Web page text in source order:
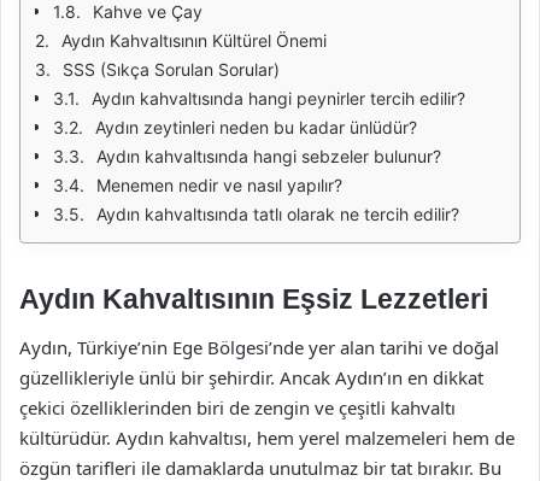
Kahve ve Çay
Aydın Kahvaltısının Kültürel Önemi
SSS (Sıkça Sorulan Sorular)
Aydın kahvaltısında hangi peynirler tercih edilir?
Aydın zeytinleri neden bu kadar ünlüdür?
Aydın kahvaltısında hangi sebzeler bulunur?
Menemen nedir ve nasıl yapılır?
Aydın kahvaltısında tatlı olarak ne tercih edilir?
Aydın Kahvaltısının Eşsiz Lezzetleri
Aydın, Türkiye’nin Ege Bölgesi’nde yer alan tarihi ve doğal
güzellikleriyle ünlü bir şehirdir. Ancak Aydın’ın en dikkat
çekici özelliklerinden biri de zengin ve çeşitli kahvaltı
kültürüdür. Aydın kahvaltısı, hem yerel malzemeleri hem de
özgün tarifleri ile damaklarda unutulmaz bir tat bırakır. Bu